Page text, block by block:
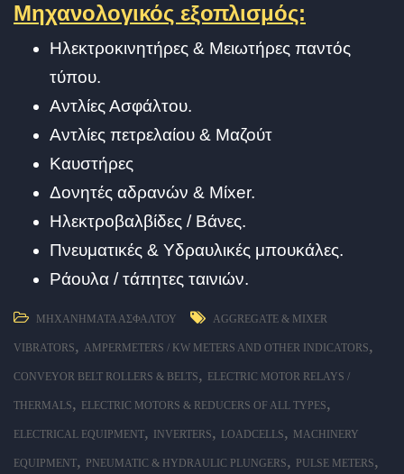
Μηχανολογικός εξοπλισμός:
Ηλεκτροκινητήρες & Μειωτήρες παντός
τύπου.
Αντλίες Ασφάλτου.
Αντλίες πετρελαίου & Μαζούτ
Καυστήρες
Δονητές αδρανών & Μίxer.
Ηλεκτροβαλβίδες / Βάνες.
Πνευματικές & Υδραυλικές μπουκάλες.
Ράουλα / τάπητες ταινιών.
ΜΗΧΑΝΉΜΑΤΑ ΑΣΦΆΛΤΟΥ AGGREGATE & MIXER
VIBRATORS, AMPERMETERS / KW METERS AND OTHER INDICATORS,
CONVEYOR BELT ROLLERS & BELTS, ELECTRIC MOTOR RELAYS /
THERMALS, ELECTRIC MOTORS & REDUCERS OF ALL TYPES,
ELECTRICAL EQUIPMENT, INVERTERS, LOADCELLS, MACHINERY
EQUIPMENT, PNEUMATIC & HYDRAULIC PLUNGERS, PULSE METERS,